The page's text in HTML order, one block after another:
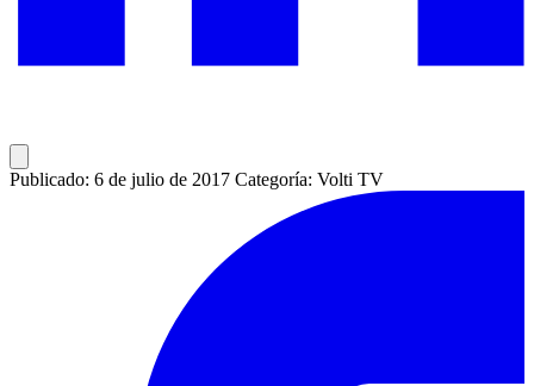
Publicado: 6 de julio de 2017 Categoría: Volti TV